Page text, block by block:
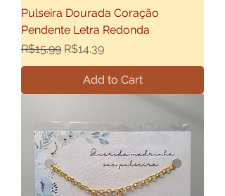
Pulseira Dourada Coração
Pendente Letra Redonda
Regular Price
R$15.99 Sale Price
R$14.39
Add to Cart